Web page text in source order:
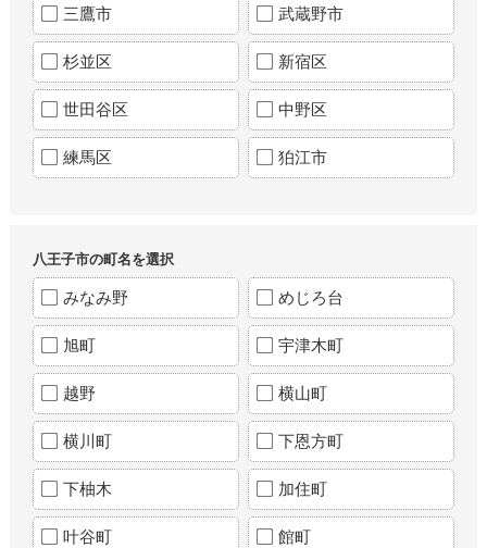
三鷹市 武蔵野市
杉並区 新宿区
世田谷区 中野区
練馬区 狛江市
八王子市の町名を選択
みなみ野 めじろ台
旭町 宇津木町
越野 横山町
横川町 下恩方町
下柚木 加住町
叶谷町 館町